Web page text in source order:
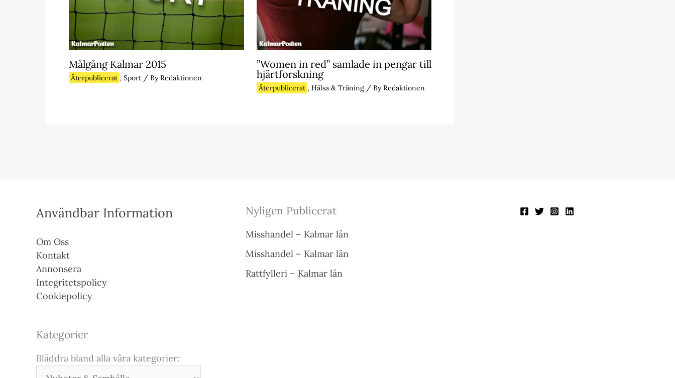
Målgång Kalmar 2015
Återpublicerat , Sport / ByRedaktionen
”Women in red” samlade in pengar till
hjärtforskning
Återpublicerat , Hälsa & Träning/ ByRedaktionen
Användbar Information
Om Oss
Kontakt
Annonsera
Integritetspolicy
Cookiepolicy
Kategorier
Bläddra bland alla våra kategorier:
Nyligen Publicerat
Misshandel – Kalmar län
Misshandel – Kalmar län
Rattfylleri – Kalmar län